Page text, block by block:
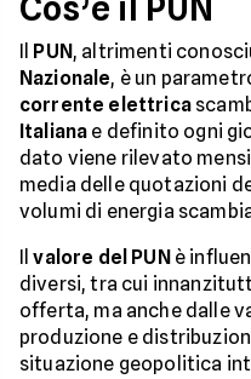
Cos’è il PUN
Il PUN, altrimenti
Nazionale, è un
corrente elettrica
Italiana e definito ogni
dato viene rilevato
media delle quotazioni
volumi di energia
Ilvalore del PUNè
diversi, tra cui
offerta, ma anche dalle
produzione e
situazione geopolitica